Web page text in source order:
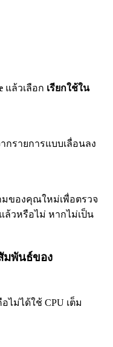
แล้วเลือก เรียกใช้ใน
กรายการแบบเลื่อนลง
มของคุณใหม่เพื่อตรวจ
วหรือไม่ หากไม่เป็น
มพันธ์ของ
ไม่ได้ใช้ CPU เต็ม